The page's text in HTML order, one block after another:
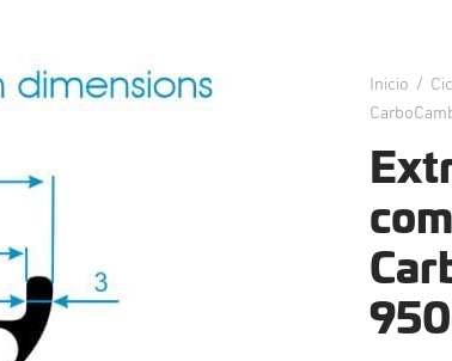
Inicio /